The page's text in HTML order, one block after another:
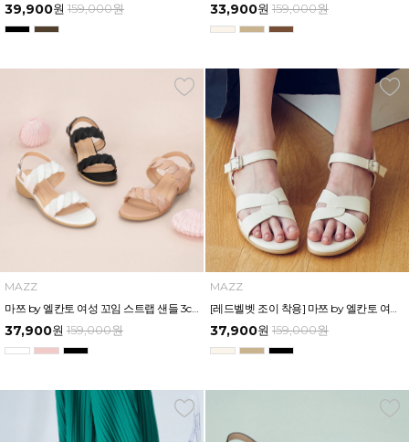
39,900원 159,000원 33,900원 159,000원
MAZZ
마쯔 by 엘칸토 여성 꼬임 스트랩 샌들 3cm LCWW17M326
37,900원 159,000원
MAZZ
[레드벨벳 조이 착용] 마쯔 by 엘칸토 여성 크로스 샌들 3cm LCWW11M326
37,900원 159,000원